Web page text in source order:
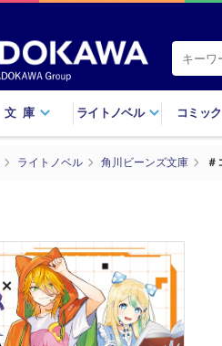
文庫 ライトノベル コミック
ライトノベル 角川ビーンズ文庫 ＃